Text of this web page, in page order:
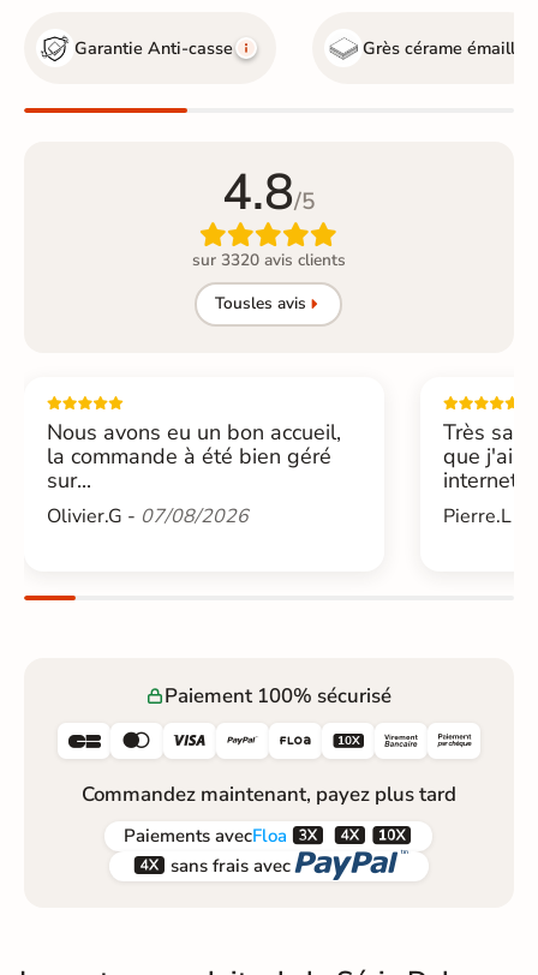
Garantie Anti-casse Grès cérame émaillé
4.8/5

sur 3320 avis clients
Tousles avis
Nous avons eu un bon accueil,
la commande à été bien géré
sur...
Olivier.G - 07/08/2026
Très
que j'ai
internet....
Pierre.L -
Paiement 100% sécurisé
     
Commandez maintenant, payez plus tard
Paiements avecFloa  
 sans frais avec 